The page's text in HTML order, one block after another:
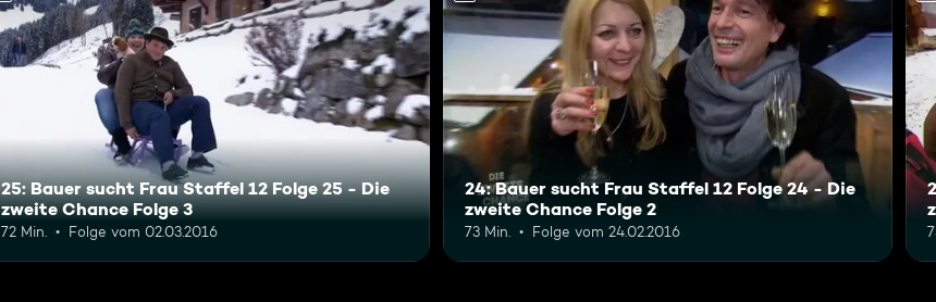
25: Bauer sucht Frau Staffel 12 Folge 25 - Die
zweite Chance Folge 3
72 Min. Folge vom 02.03.2016
24: Bauer sucht Frau Staffel 12 Folge 24 - Die
zweite Chance Folge 2
73 Min. Folge vom 24.02.2016